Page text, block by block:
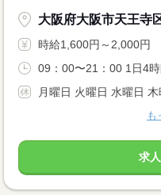
大阪府大阪市天王寺
時給1,600円～2,000円
09：00〜21：00 1日4
月曜日 火曜日 水曜日
も
求